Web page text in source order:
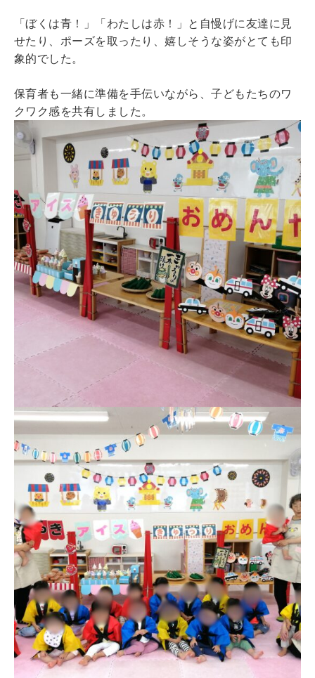
「ぼくは青！」「わたしは赤！」と自慢げに友達に見
せたり、ポーズを取ったり、嬉しそうな姿がとても印
象的でした。
保育者も一緒に準備を手伝いながら、子どもたちのワ
クワク感を共有しました。